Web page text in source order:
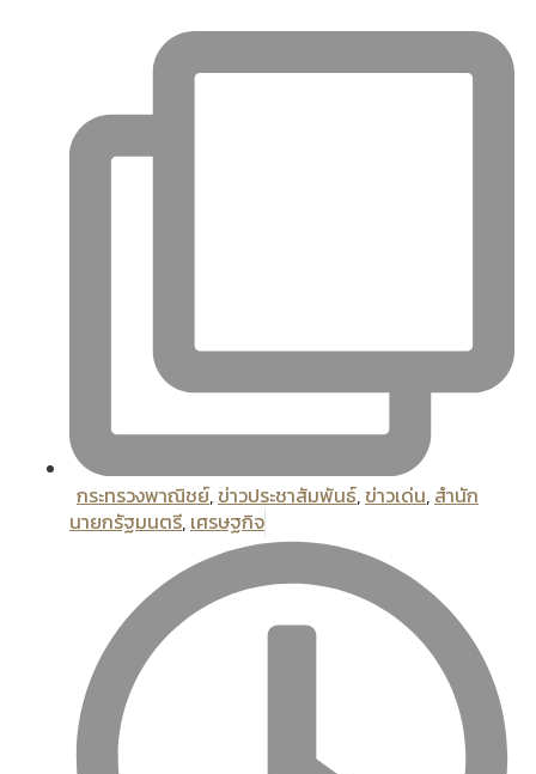
กระทรวงพาณิชย์, ข่าวประชาสัมพันธ์, ข่าวเด่น, สํานัก
นายกรัฐมนตรี, เศรษฐกิจ